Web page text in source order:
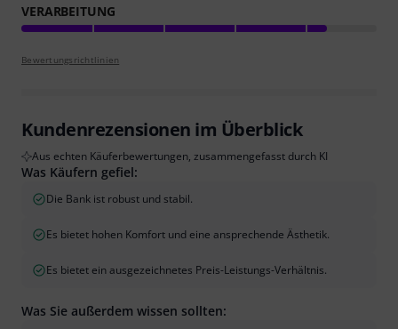
VERARBEITUNG
Bewertungsrichtlinien
Kundenrezensionen im Überblick
Aus echten Käuferbewertungen, zusammengefasst durch KI
Was Käufern gefiel:
Die Bank ist robust und stabil.
Es bietet hohen Komfort und eine ansprechende Ästhetik.
Es bietet ein ausgezeichnetes Preis-Leistungs-Verhältnis.
Was Sie außerdem wissen sollten: